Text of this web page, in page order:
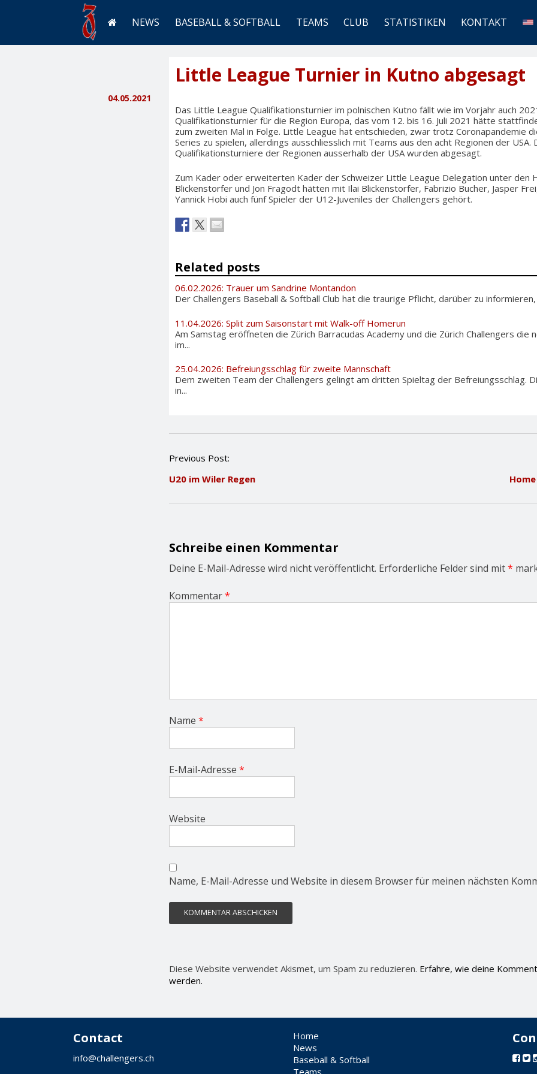
NEWS BASEBALL & SOFTBALL TEAMS CLUB STATISTIKEN KONTAKT
Little League Turnier in Kutno abgesagt
04.05.2021
Das Little League Qualifikationsturnier im polnischen Kutno fällt wie im Vorjahr auch
Qualifikationsturnier für die Region Europa, das vom 12. bis 16. Juli 2021 hätte
zum zweiten Mal in Folge. Little League hat entschieden, zwar trotz Coronapandemie
Series zu spielen, allerdings ausschliesslich mit Teams aus den acht Regionen der USA.
Qualifikationsturniere der Regionen ausserhalb der USA wurden abgesagt.
Zum Kader oder erweiterten Kader der Schweizer Little League Delegation unter den
Blickenstorfer und Jon Fragodt hätten mit Ilai Blickenstorfer, Fabrizio Bucher, Jasper
Yannick Hobi auch fünf Spieler der U12-Juveniles der Challengers gehört.
Related posts
06.02.2026: Trauer um Sandrine Montandon
Der Challengers Baseball & Softball Club hat die traurige Pflicht, darüber zu
11.04.2026: Split zum Saisonstart mit Walk-off Homerun
Am Samstag eröffneten die Zürich Barracudas Academy und die Zürich Challengers die
im...
25.04.2026: Befreiungsschlag für zweite Mannschaft
Dem zweiten Team der Challengers gelingt am dritten Spieltag der Befreiungsschlag.
in...
P
s
n
i
g
a
o
Previous Post:
U20 im Wiler Regen
Schreibe einen Kommentar
Deine E-Mail-Adresse wird nicht veröffentlicht. Erforderliche Felder sind mit*
Kommentar*
Name *
E-Mail-Adresse *
Website
Name, E-Mail-Adresse und Website in diesem Browser für meinen nächsten
Diese Website verwendet Akismet, um Spam zu reduzieren. Erfahre, wie deine
werden.
Contact
info@challengers.ch
Home
News
Baseball & Softball
Teams